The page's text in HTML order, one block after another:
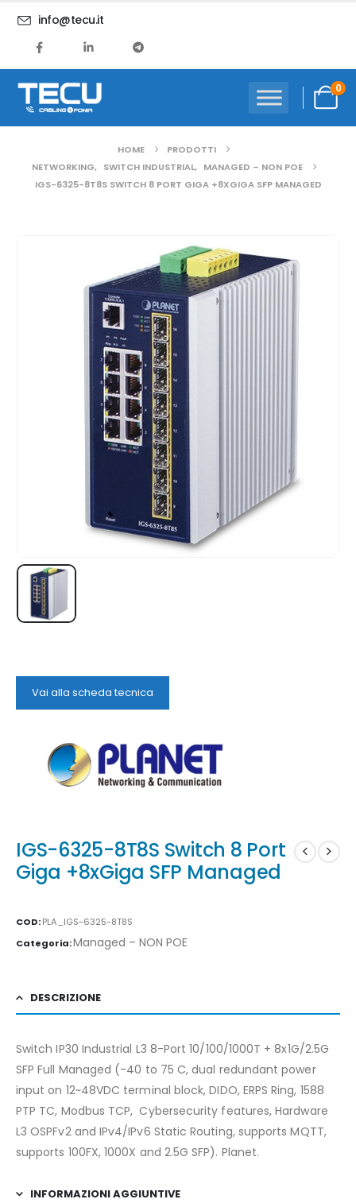
info@tecu.it
0
HOME
PRODOTTI
NETWORKING, SWITCH INDUSTRIAL, MANAGED – NON POE
IGS-6325-8T8S SWITCH 8 PORT GIGA +8XGIGA SFP MANAGED
Vai alla scheda tecnica
IGS-6325-8T8S Switch 8 Port
Giga +8xGiga SFP Managed
COD:PLA_IGS-6325-8T8S
Categoria:Managed – NON POE
DESCRIZIONE
Switch IP30 Industrial L3 8-Port 10/100/1000T + 8x1G/2.5G
SFP Full Managed (-40 to 75 C, dual redundant power
input on 12~48VDC terminal block, DIDO, ERPS Ring, 1588
PTP TC, Modbus TCP, Cybersecurity features, Hardware
L3 OSPFv2 and IPv4/IPv6 Static Routing, supports MQTT,
supports 100FX, 1000X and 2.5G SFP). Planet.
INFORMAZIONI AGGIUNTIVE